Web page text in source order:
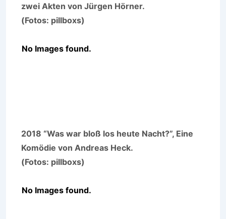
zwei Akten von Jürgen Hörner.
(Fotos: pillboxs)
No Images found.
2018 “Was war bloß los heute Nacht?”, Eine
Komödie von Andreas Heck.
(Fotos: pillboxs)
No Images found.